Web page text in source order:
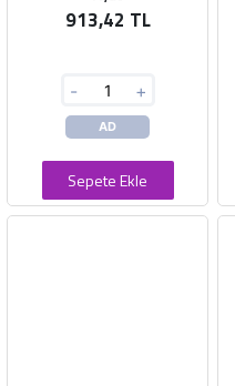
913,42 TL
- +
AD
Sepete Ekle